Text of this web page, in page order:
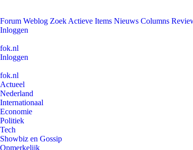
Forum Weblog Zoek Actieve Items Nieuws Columns
Inloggen
fok.nl
Inloggen
fok.nl
Actueel
Nederland
Internationaal
Economie
Politiek
Tech
Showbiz en Gossip
Opmerkelijk